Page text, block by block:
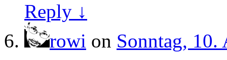
Reply ↓
rowi on Sonntag, 10.